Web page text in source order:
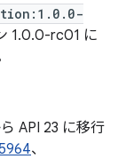
1.0.0-rc01 に
API 23 に移行
、